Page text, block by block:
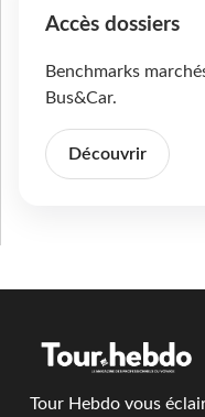
Accès dossiers
Benchmarks
Bus&Car.
Découvrir
Tour Hebdo vous